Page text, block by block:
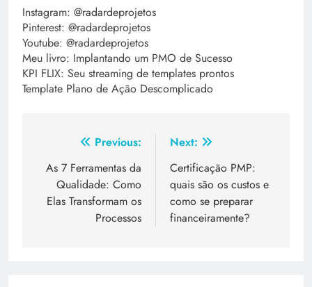
Instagram: @radardeprojetos
Pinterest: @radardeprojetos
Youtube: @radardeprojetos
Meu livro: Implantando um PMO de Sucesso
KPI FLIX: Seu streaming de templates prontos
Template Plano de Ação Descomplicado
Previous:
As 7 Ferramentas da
Qualidade: Como
Elas Transformam os
Processos
Next:
Certificação PMP:
quais são os custos e
como se preparar
financeiramente?